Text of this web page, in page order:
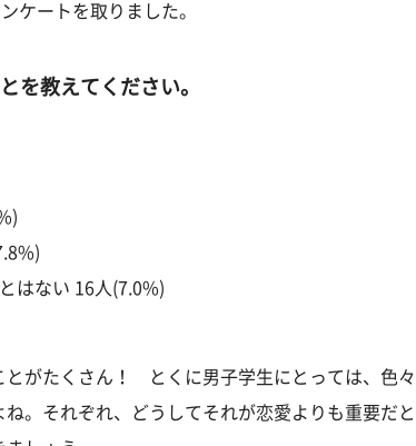
ケートを取りました。
を教えてください。
はない 16人(7.0%)
とがたくさん！ とくに男子学生にとっては、色々
。それぞれ、どうしてそれが恋愛よりも重要だと